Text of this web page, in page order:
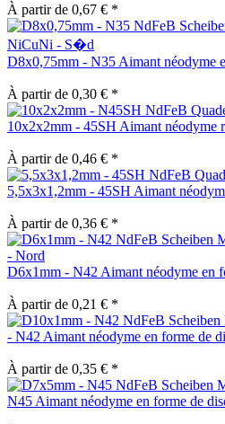
À partir de 0,67 € *
D8x0,75mm - N35 Aimant néodyme
À partir de 0,30 € *
10x2x2mm - 45SH Aimant néodyme
À partir de 0,46 € *
5,5x3x1,2mm - 45SH Aimant
À partir de 0,36 € *
D6x1mm - N42 Aimant néodyme en
À partir de 0,21 € *
- N42 Aimant néodyme en forme de
À partir de 0,35 € *
N45 Aimant néodyme en forme de